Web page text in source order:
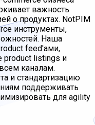
важность
о продуктах. NotPIM
инструменты,
Наша
feed'ами,
product listings и
каналам.
и стандартизацию
поддерживать
для agility